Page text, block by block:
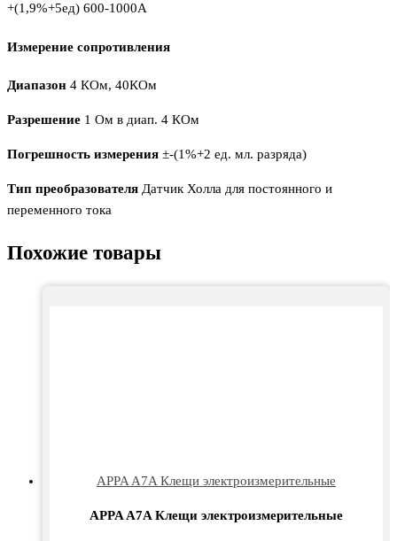
+(1,9%+5ед) 600-1000А
Измерение сопротивления
Диапазон 4 КОм, 40КОм
Разрешение 1 Ом в диап. 4 КОм
Погрешность измерения ±-(1%+2 ед. мл. разряда)
Тип преобразователя Датчик Холла для постоянного и
переменного тока
Похожие товары
APPA A7A Клещи электроизмерительные
APPA A7A Клещи электроизмерительные